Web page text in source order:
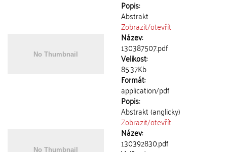
Popis:
Abstrakt
Zobrazit/otevřít
Název:
130387507.pdf
Velikost:
85.37Kb
Formát:
application/pdf
Popis:
Abstrakt (anglicky)
Zobrazit/otevřít
Název:
130392830.pdf